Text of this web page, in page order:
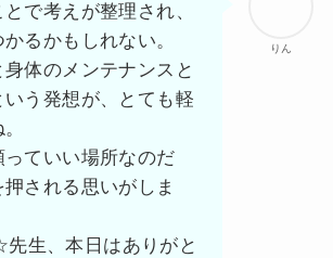
りん
で考えが整理され、
るかもしれない。
体のメンテナンスと
いう発想が、とても軽
ていい場所なのだ
押される思いがしま
生、本日はありがと